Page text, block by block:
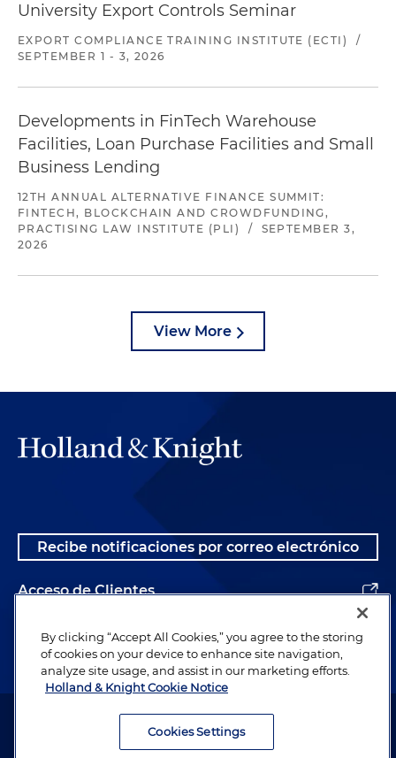
University Export Controls Seminar
EXPORT COMPLIANCE TRAINING INSTITUTE (ECTI)
/
SEPTEMBER 1 - 3, 2026
Developments in FinTech Warehouse
Facilities, Loan Purchase Facilities and Small
Business Lending
12TH ANNUAL ALTERNATIVE FINANCE SUMMIT:
FINTECH, BLOCKCHAIN AND CROWDFUNDING,
PRACTISING LAW INSTITUTE (PLI)
/
SEPTEMBER 3,
2026
View More
Recibe notificaciones por correo electrónico
Acceso de Clientes
Alumnos
Abogado publicitario. © 1996– 2026 Holland & Knight LLP. Todos los
By clicking “Accept All Cookies,” you agree to the storing
of cookies on your device to enhance site navigation,
analyze site usage, and assist in our marketing efforts.
Holland & Knight Cookie Notice
Cookies Settings